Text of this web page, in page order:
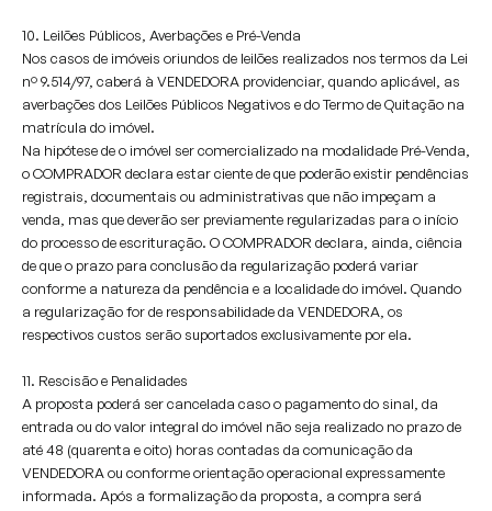
10. Leilões Públicos, Averbações e Pré-Venda
Nos casos de imóveis oriundos de leilões realizados nos termos da Lei
nº 9.514/97, caberá à VENDEDORA providenciar, quando aplicável, as
averbações dos Leilões Públicos Negativos e do Termo de Quitação na
matrícula do imóvel.
Na hipótese de o imóvel ser comercializado na modalidade Pré-Venda,
o COMPRADOR declara estar ciente de que poderão existir pendências
registrais, documentais ou administrativas que não impeçam a
venda, mas que deverão ser previamente regularizadas para o início
do processo de escrituração. O COMPRADOR declara, ainda, ciência
de que o prazo para conclusão da regularização poderá variar
conforme a natureza da pendência e a localidade do imóvel. Quando
a regularização for de responsabilidade da VENDEDORA, os
respectivos custos serão suportados exclusivamente por ela.
11. Rescisão e Penalidades
A proposta poderá ser cancelada caso o pagamento do sinal, da
entrada ou do valor integral do imóvel não seja realizado no prazo de
até 48 (quarenta e oito) horas contadas da comunicação da
VENDEDORA ou conforme orientação operacional expressamente
informada. Após a formalização da proposta, a compra será